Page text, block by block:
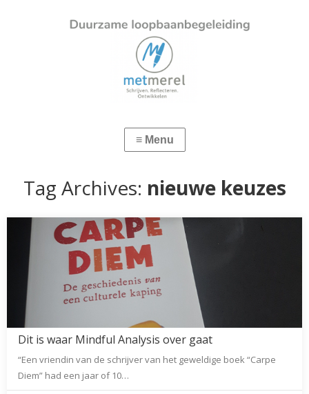
Tag Archives: nieuwe keuzes
Dit is waar Mindful Analysis over gaat
“Een vriendin van de schrijver van het geweldige boek “Carpe
Diem” had een jaar of 10…